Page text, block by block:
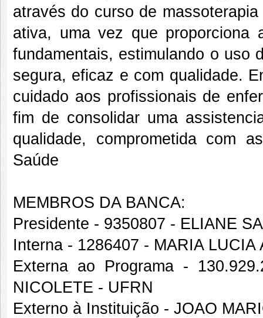
através do curso de
ativa, uma vez que proporciona
fundamentais, estimulando o uso
segura, eficaz e com qualidade.
cuidado aos profissionais de
fim de consolidar uma
qualidade, comprometida com
Saúde
MEMBROS DA BANCA:
Presidente - 9350807 - ELIANE
Interna - 1286407 - MARIA
Externa ao Programa -
NICOLETE - UFRN
Externo à Instituição - JOAO